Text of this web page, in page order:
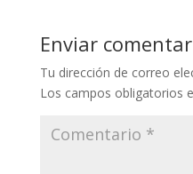
Enviar
Tu dirección de correo
Los campos obligatorios